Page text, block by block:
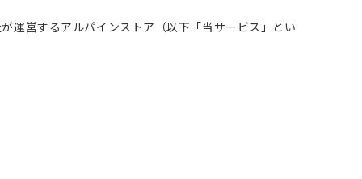
運営するアルパインストア（以下「当サービス」とい